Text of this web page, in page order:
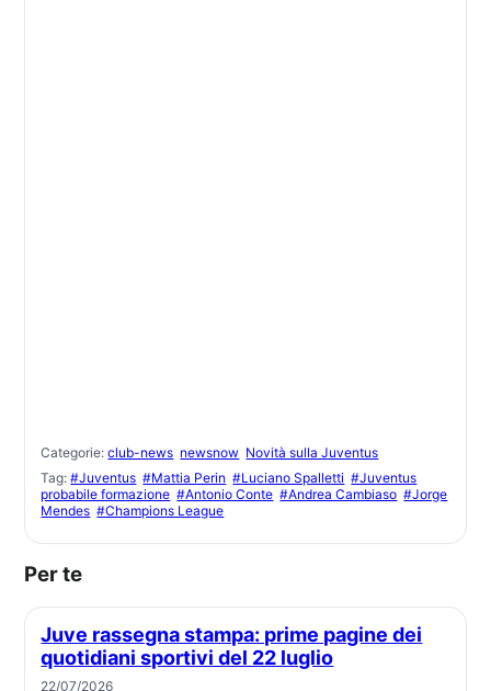
Categorie:club-news newsnow Novità sulla Juventus
Tag:#Juventus #Mattia Perin #Luciano Spalletti #Juventus
probabile formazione #Antonio Conte #Andrea Cambiaso #Jorge
Mendes #Champions League
Per te
Juve rassegna stampa: prime pagine dei
quotidiani sportivi del 22 luglio
22/07/2026